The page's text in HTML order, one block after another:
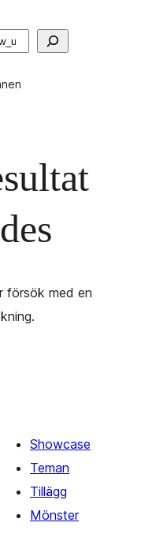
försök med en
Showcase
Teman
Tillägg
Mönster